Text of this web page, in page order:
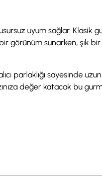
uyum sağlar. Klasik
görünüm sunarken, şık
parlaklığı sayesinde
değer katacak bu